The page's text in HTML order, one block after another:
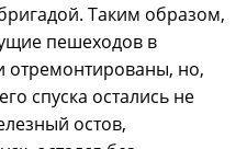
Таким образом,
пешеходов в
отремонтированы, но,
спуска остались не
остов,